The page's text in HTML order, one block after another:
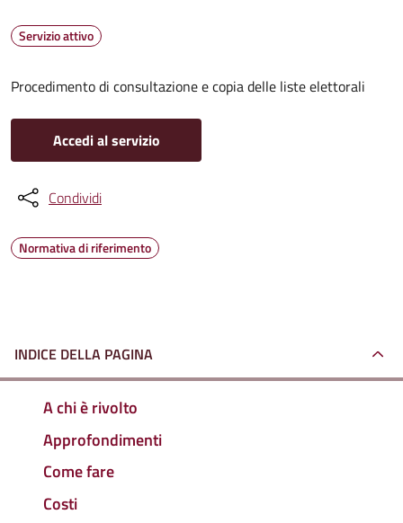
Servizio attivo
Procedimento di consultazione e copia delle liste elettorali
Accedi al servizio
Condividi
Normativa di riferimento
INDICE DELLA PAGINA
A chi è rivolto
Approfondimenti
Come fare
Costi